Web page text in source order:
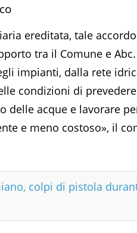
ereditata, tale
tra il Comune e
impianti, dalla rete
condizioni di
delle acque e lavorare
e meno costoso», il
colpi di pistola